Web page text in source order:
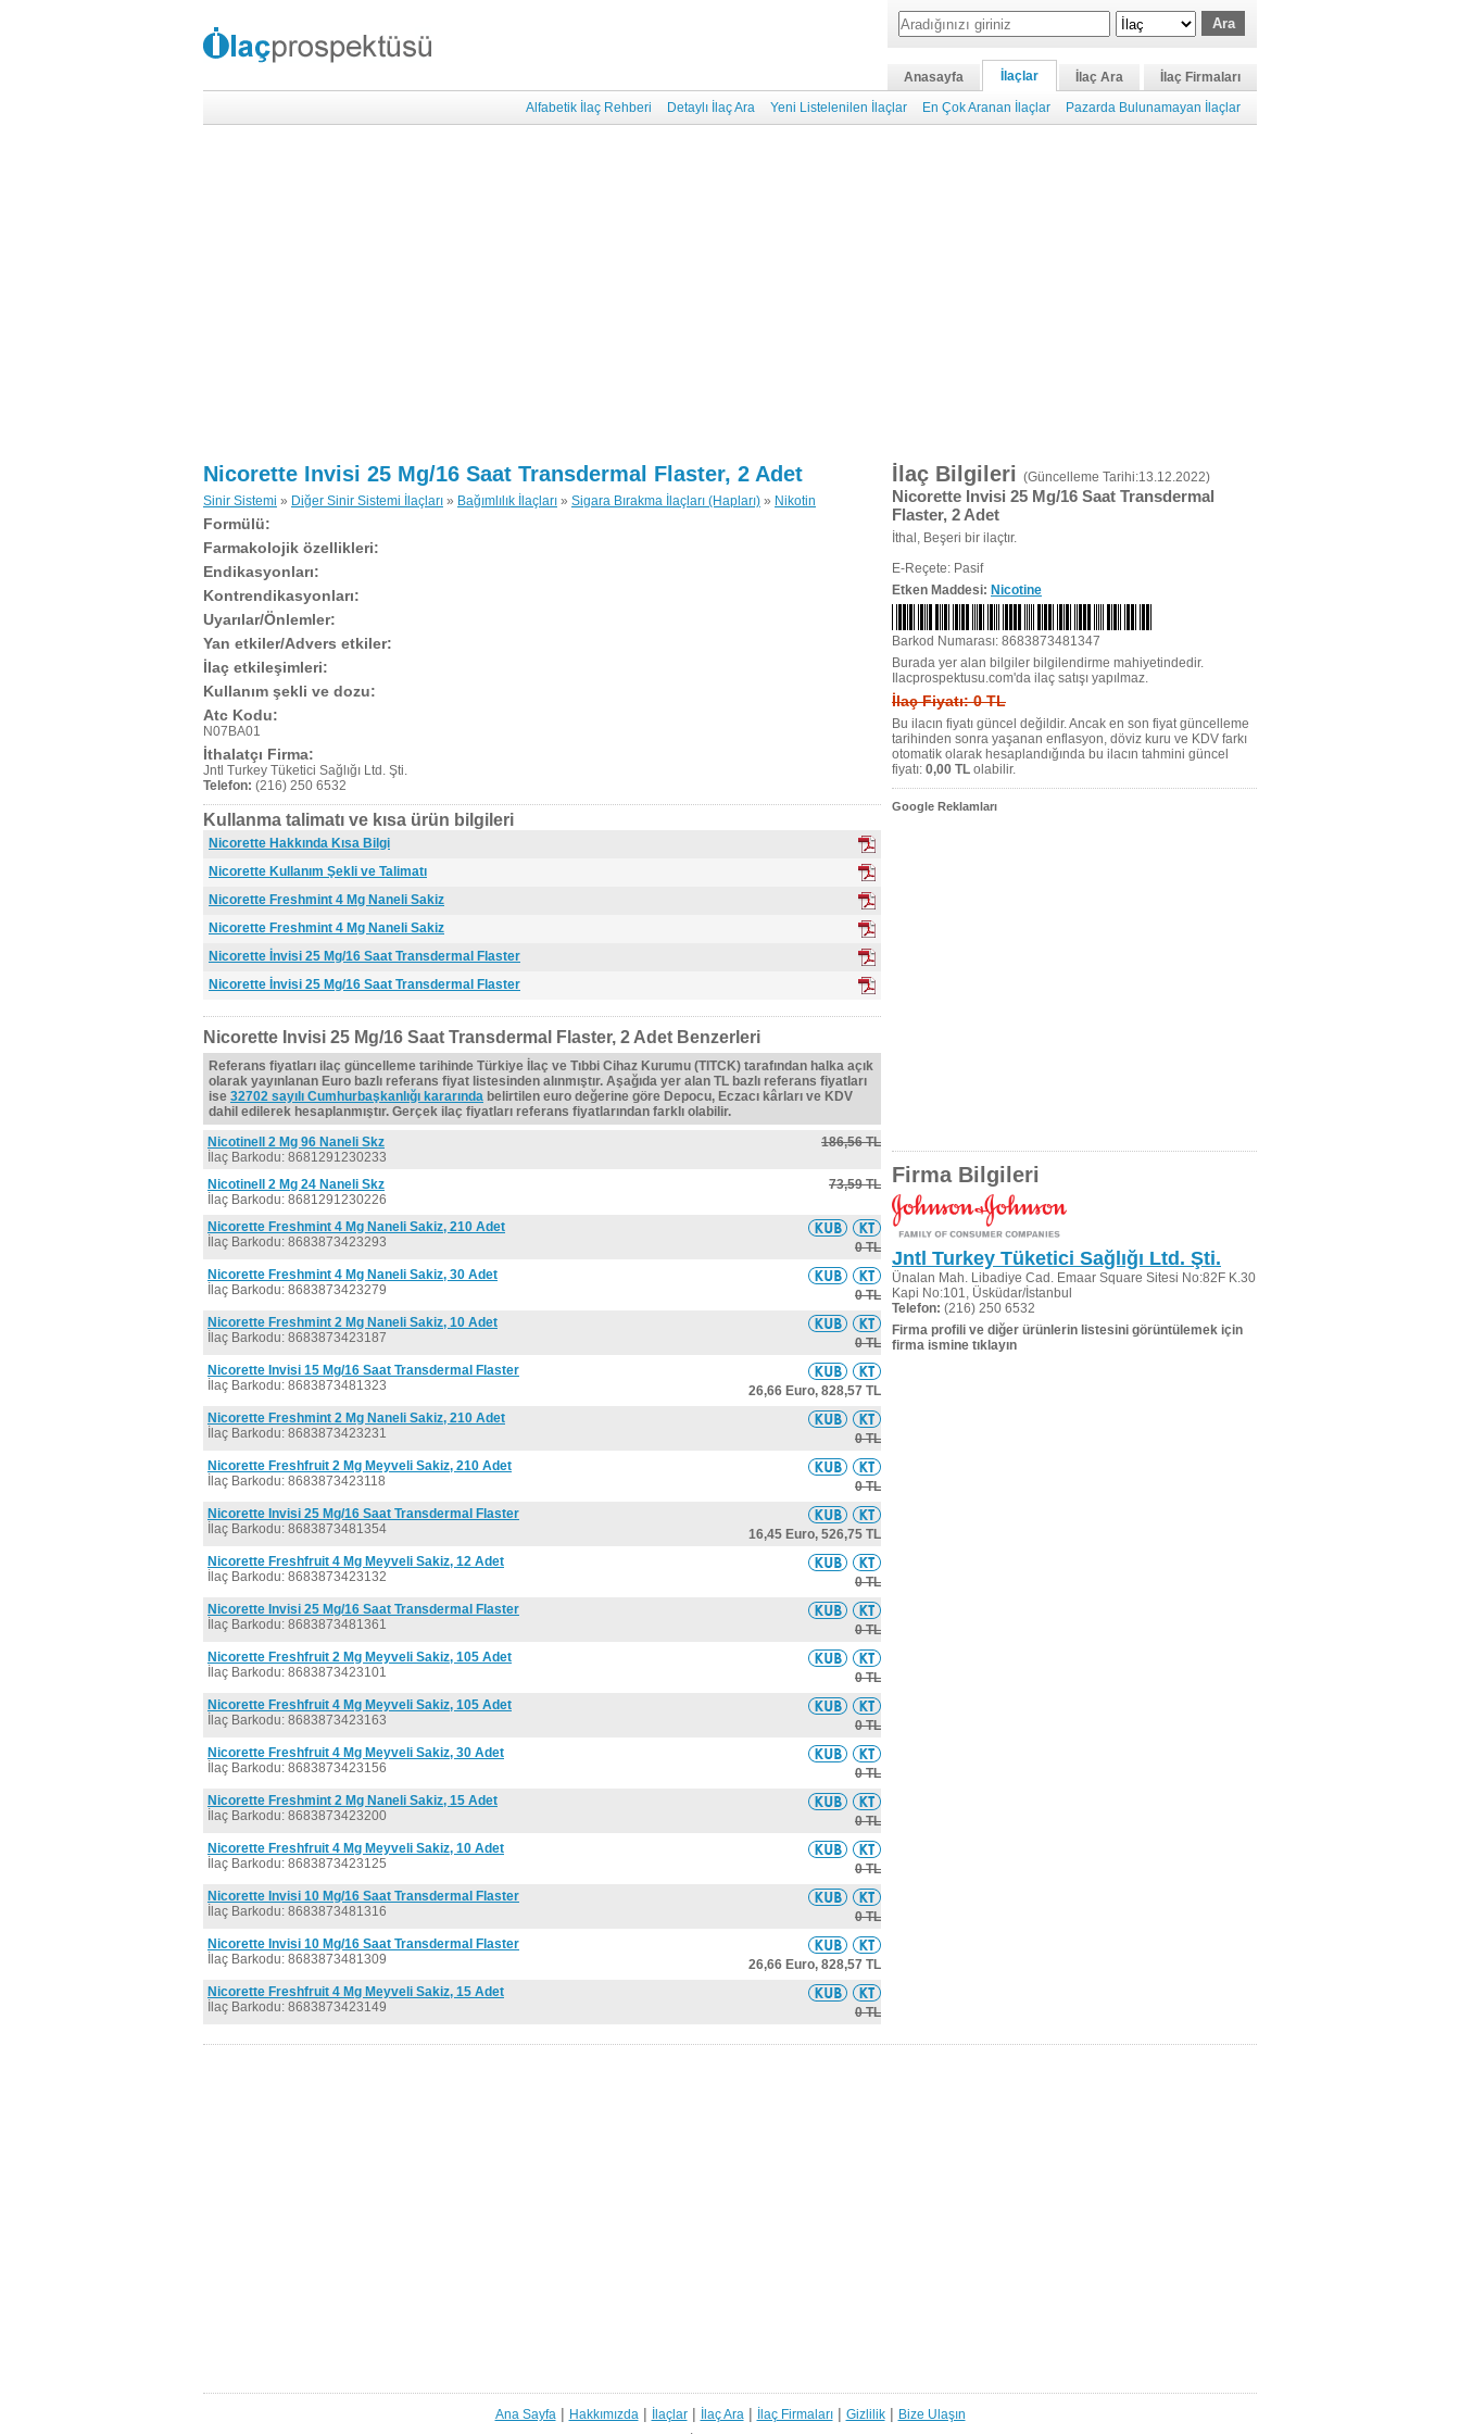
Anasayfa İlaçlar İlaç Ara
İlaç Firmaları
Alfabetik İlaç Rehberi
Detaylı İlaç Ara Yeni Listelenilen İlaçlar En Çok Aranan İlaçlar Pazarda Bulunamayan İlaçlar
Nicorette Invisi 25 Mg/16 Saat Transdermal Flaster, 2 Adet
Sinir Sistemi » Diğer Sinir Sistemi İlaçları » Bağımlılık İlaçları » Sigara Bırakma İlaçları (Hapları) » Nikotin
Formülü:
Farmakolojik özellikleri:
Endikasyonları:
Kontrendikasyonları:
Uyarılar/Önlemler:
Yan etkiler/Advers etkiler:
İlaç etkileşimleri:
Kullanım şekli ve dozu:
Atc Kodu:
N07BA01
İthalatçı Firma:
Jntl Turkey Tüketici Sağlığı Ltd. Şti.
Telefon: (216) 250 6532
Kullanma talimatı ve kısa ürün bilgileri
Nicorette Hakkında Kısa Bilgi
Nicorette Kullanım Şekli ve Talimatı
Nicorette Freshmint 4 Mg Naneli Sakiz
Nicorette Freshmint 4 Mg Naneli Sakiz
Nicorette İnvisi 25 Mg/16 Saat Transdermal Flaster
Nicorette İnvisi 25 Mg/16 Saat Transdermal Flaster
Nicorette Invisi 25 Mg/16 Saat Transdermal Flaster, 2 Adet Benzerleri
Referans fiyatları ilaç güncelleme tarihinde Türkiye İlaç ve Tıbbi Cihaz Kurumu (TITCK) tarafından halka açık
olarak yayınlanan Euro bazlı referans fiyat listesinden alınmıştır. Aşağıda yer alan TL bazlı referans fiyatları
ise 32702 sayılı Cumhurbaşkanlığı kararında belirtilen euro değerine göre Depocu, Eczacı kârları ve KDV
dahil edilerek hesaplanmıştır. Gerçek ilaç fiyatları referans fiyatlarından farklı olabilir.
Nicotinell 2 Mg 96 Naneli Skz
İlaç Barkodu: 8681291230233
186,56 TL
Nicotinell 2 Mg 24 Naneli Skz
İlaç Barkodu: 8681291230226
73,59 TL
Nicorette Freshmint 4 Mg Naneli Sakiz, 210 Adet
İlaç Barkodu: 8683873423293
0 TL
Nicorette Freshmint 4 Mg Naneli Sakiz, 30 Adet
İlaç Barkodu: 8683873423279
0 TL
Nicorette Freshmint 2 Mg Naneli Sakiz, 10 Adet
İlaç Barkodu: 8683873423187
0 TL
Nicorette Invisi 15 Mg/16 Saat Transdermal Flaster
İlaç Barkodu: 8683873481323
26,66 Euro, 828,57 TL
Nicorette Freshmint 2 Mg Naneli Sakiz, 210 Adet
İlaç Barkodu: 8683873423231
0 TL
Nicorette Freshfruit 2 Mg Meyveli Sakiz, 210 Adet
İlaç Barkodu: 8683873423118
0 TL
Nicorette Invisi 25 Mg/16 Saat Transdermal Flaster
İlaç Barkodu: 8683873481354
16,45 Euro, 526,75 TL
Nicorette Freshfruit 4 Mg Meyveli Sakiz, 12 Adet
İlaç Barkodu: 8683873423132
0 TL
Nicorette Invisi 25 Mg/16 Saat Transdermal Flaster
İlaç Barkodu: 8683873481361
0 TL
Nicorette Freshfruit 2 Mg Meyveli Sakiz, 105 Adet
İlaç Barkodu: 8683873423101
0 TL
Nicorette Freshfruit 4 Mg Meyveli Sakiz, 105 Adet
İlaç Barkodu: 8683873423163
0 TL
Nicorette Freshfruit 4 Mg Meyveli Sakiz, 30 Adet
İlaç Barkodu: 8683873423156
0 TL
Nicorette Freshmint 2 Mg Naneli Sakiz, 15 Adet
İlaç Barkodu: 8683873423200
0 TL
Nicorette Freshfruit 4 Mg Meyveli Sakiz, 10 Adet
İlaç Barkodu: 8683873423125
0 TL
Nicorette Invisi 10 Mg/16 Saat Transdermal Flaster
İlaç Barkodu: 8683873481316
0 TL
Nicorette Invisi 10 Mg/16 Saat Transdermal Flaster
İlaç Barkodu: 8683873481309
26,66 Euro, 828,57 TL
Nicorette Freshfruit 4 Mg Meyveli Sakiz, 15 Adet
İlaç Barkodu: 8683873423149
0 TL
İlaç Bilgileri (Güncelleme Tarihi:13.12.2022)
Nicorette Invisi 25 Mg/16 Saat Transdermal
Flaster, 2 Adet
İthal, Beşeri bir ilaçtır.
E-Reçete: Pasif
Etken Maddesi: Nicotine
Barkod Numarası: 8683873481347
Burada yer alan bilgiler bilgilendirme mahiyetindedir.
Ilacprospektusu.com'da ilaç satışı yapılmaz.
İlaç Fiyatı: 0 TL
Bu ilacın fiyatı güncel değildir. Ancak en son fiyat güncelleme
tarihinden sonra yaşanan enflasyon, döviz kuru ve KDV farkı
otomatik olarak hesaplandığında bu ilacın tahmini güncel
fiyatı: 0,00 TL olabilir.
Google Reklamları
Firma Bilgileri
Jntl Turkey Tüketici Sağlığı Ltd. Şti.
Ünalan Mah. Libadiye Cad. Emaar Square Sitesi No:82F K.30
Kapi No:101, Üsküdar/İstanbul
Telefon: (216) 250 6532
Firma profili ve diğer ürünlerin listesini görüntülemek için
firma ismine tıklayın
Ana Sayfa | Hakkımızda | İlaçlar| İlaç Ara | İlaç Firmaları| Gizlilik| Bize Ulaşın